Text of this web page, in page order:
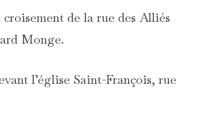
de la rue des Alliés
Monge.
l’église Saint-François, rue